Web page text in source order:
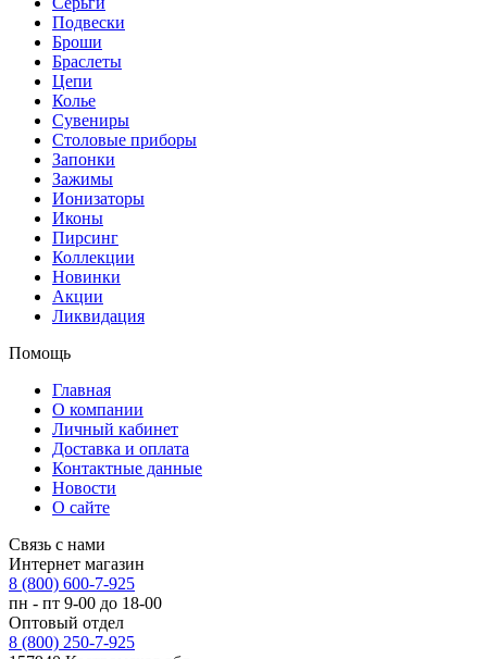
Подвески
Броши
Браслеты
Цепи
Колье
Сувениры
Столовые приборы
Запонки
Зажимы
Ионизаторы
Иконы
Пирсинг
Коллекции
Новинки
Акции
Ликвидация
Помощь
Главная
О компании
Личный кабинет
Доставка и оплата
Контактные данные
Новости
О сайте
Связь с нами
Интернет магазин
8 (800) 600-7-925
пн - пт 9-00 до 18-00
Оптовый отдел
8 (800) 250-7-925